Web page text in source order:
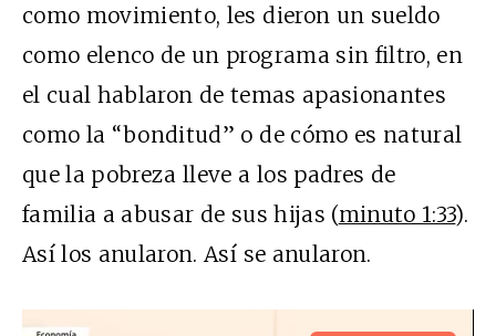
como movimiento, les dieron un sueldo
como elenco de un programa sin filtro, en
el cual hablaron de temas apasionantes
como la “bonditud” o de cómo es natural
que la pobreza lleve a los padres de
familia a abusar de sus hijas (minuto 1:33).
Así los anularon. Así se anularon.